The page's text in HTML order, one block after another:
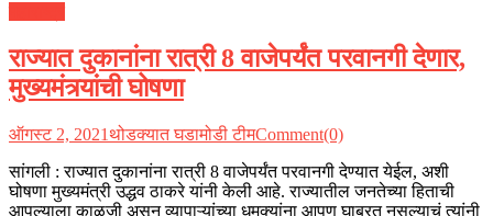
राज्यात दुकानांना रात्री 8 वाजेपर्यंत परवानगी देणार,
मुख्यमंत्र्यांची घोषणा
ऑगस्ट 2, 2021थोडक्यात घडामोडी टीमComment(0)
सांगली : राज्यात दुकानांना रात्री 8 वाजेपर्यंत परवानगी देण्यात येईल, अशी
घोषणा मुख्यमंत्री उद्धव ठाकरे यांनी केली आहे. राज्यातील जनतेच्या हिताची
आपल्याला काळजी असून व्यापाऱ्यांच्या धमक्यांना आपण घाबरत नसल्याचं त्यांनी